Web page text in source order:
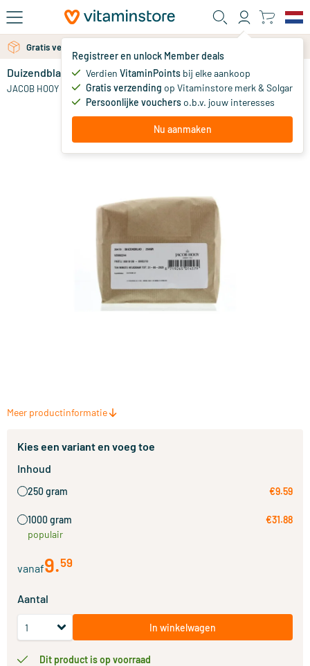
Ga naar de hoofdinhoud
Registreer en unlock Member deals
Verdien VitaminPoints bij elke aankoop
Gratis verzending op Vitaminstore merk & Solgar
Persoonlijke voucherso.b.v. jouw interesses
Nu aanmaken
Gratis verzending vanaf 25 euro
Duizendblad
JACOB HOOY vanaf 9.
Meer productinformatie
Kies een variant en voeg toe
Inhoud
250 gram €9.59
1000 gram
populair
€31.88
vanaf9.59
Aantal
In winkelwagen
Dit product is op voorraad